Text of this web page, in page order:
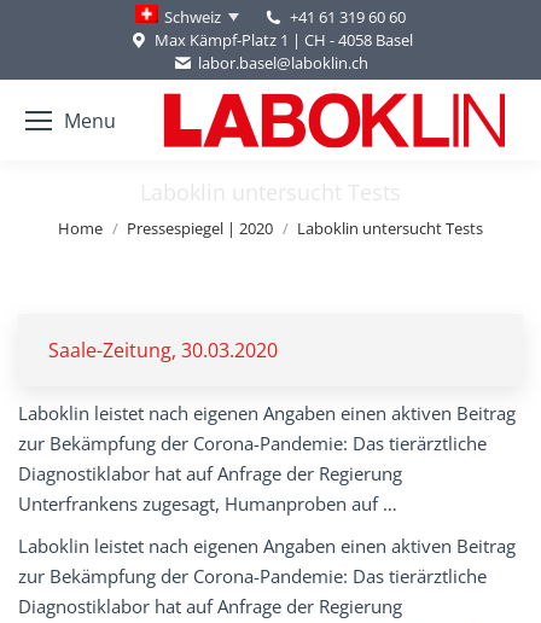
Schweiz
+41 61 319 60 60
Max Kämpf-Platz 1 | CH - 4058 Basel
labor.basel@laboklin.ch
Menu
Laboklin untersucht Tests
You are here:
Home Pressespiegel | 2020 Laboklin untersucht Tests
Saale-Zeitung, 30.03.2020
Laboklin leistet nach eigenen Angaben einen aktiven Beitrag
zur Bekämpfung der Corona-Pandemie: Das tierärztliche
Diagnostiklabor hat auf Anfrage der Regierung
Unterfrankens zugesagt, Humanproben auf …
Laboklin leistet nach eigenen Angaben einen aktiven Beitrag
zur Bekämpfung der Corona-Pandemie: Das tierärztliche
Diagnostiklabor hat auf Anfrage der Regierung